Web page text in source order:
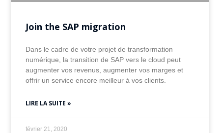
Join the SAP migration
Dans le cadre de votre projet de transformation
numérique, la transition de SAP vers le cloud peut
augmenter vos revenus, augmenter vos marges et
offrir un service encore meilleur à vos clients.
LIRE LA SUITE »
février 21, 2020